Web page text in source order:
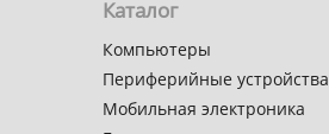
Каталог
Компьютеры
Периферийные устройства
Мобильная электроника